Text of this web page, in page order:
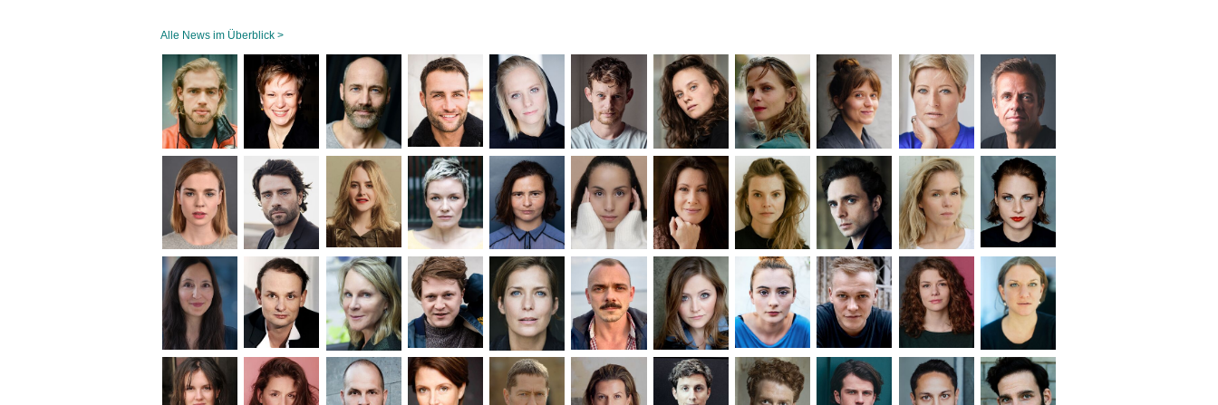
Alle News im Überblick >
Navigation
überspringen